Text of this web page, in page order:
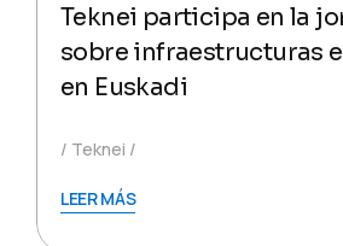
Teknei participa en la
sobre infraestructuras
en Euskadi
Teknei
LEER MÁS